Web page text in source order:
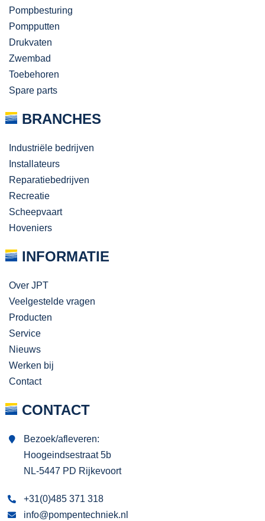
Pompbesturing
Pompputten
Drukvaten
Zwembad
Toebehoren
Spare parts
BRANCHES
Industriële bedrijven
Installateurs
Reparatiebedrijven
Recreatie
Scheepvaart
Hoveniers
INFORMATIE
Over JPT
Veelgestelde vragen
Producten
Service
Nieuws
Werken bij
Contact
CONTACT
Bezoek/afleveren:
Hoogeindsestraat 5b
NL-5447 PD Rijkevoort
+31(0)485 371 318
info@pompentechniek.nl